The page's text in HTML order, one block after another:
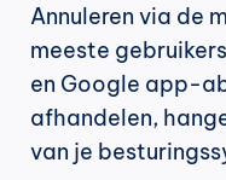
Annuleren via de
meeste
en Google app-
afhandelen,
van je